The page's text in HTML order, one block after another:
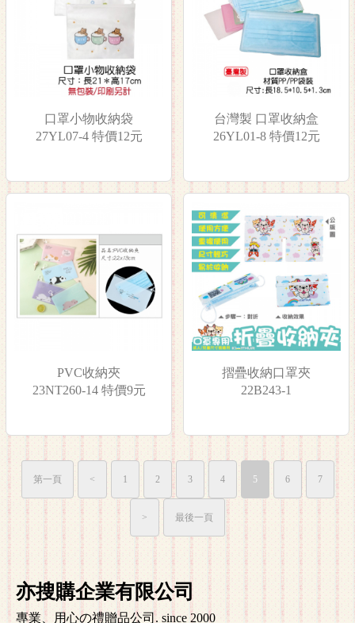
口罩小物收納袋
27YL07-4 特價12元
台灣製 口罩收納盒
26YL01-8 特價12元
PVC收納夾
23NT260-14 特價9元
摺疊收納口罩夾
22B243-1
第一頁 < 1 2 3 4 5 6 7
> 最後一頁
亦搜購企業有限公司
專業、用心の禮贈品公司. since 2000